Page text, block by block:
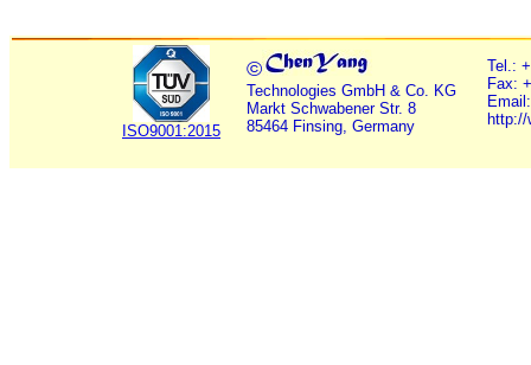
ISO9001:2015
©
Technologies GmbH & Co. KG
Markt Schwabener Str. 8
85464 Finsing, Germany
Tel.:
Fax:
http://